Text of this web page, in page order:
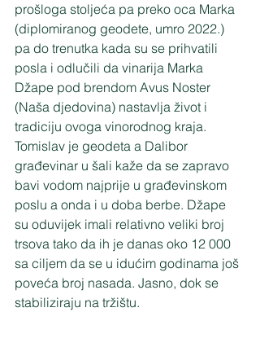
prošloga stoljeća pa preko oca Marka
(diplomiranog geodete, umro 2022.)
pa do trenutka kada su se prihvatili
posla i odlučili da vinarija Marka
Džape pod brendom Avus Noster
(Naša djedovina) nastavlja život i
tradiciju ovoga vinorodnog kraja.
Tomislav je geodeta a Dalibor
građevinar u šali kaže da se zapravo
bavi vodom najprije u građevinskom
poslu a onda i u doba berbe. Džape
su oduvijek imali relativno veliki broj
trsova tako da ih je danas oko 12 000
sa ciljem da se u idućim godinama još
poveća broj nasada. Jasno, dok se
stabiliziraju na tržištu.